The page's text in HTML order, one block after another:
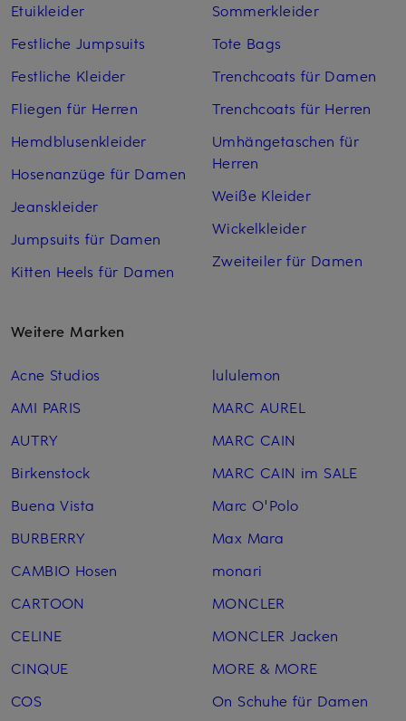
Etuikleider
Festliche Jumpsuits
Festliche Kleider
Fliegen für Herren
Hemdblusenkleider
Hosenanzüge für Damen
Jeanskleider
Jumpsuits für Damen
Kitten Heels für Damen
Sommerkleider
Tote Bags
Trenchcoats für Damen
Trenchcoats für Herren
Umhängetaschen für
Herren
Weiße Kleider
Wickelkleider
Zweiteiler für Damen
Weitere Marken
Acne Studios
AMI PARIS
AUTRY
Birkenstock
Buena Vista
BURBERRY
CAMBIO Hosen
CARTOON
CELINE
CINQUE
COS
lululemon
MARC AUREL
MARC CAIN
MARC CAIN im SALE
Marc O'Polo
Max Mara
monari
MONCLER
MONCLER Jacken
MORE & MORE
On Schuhe für Damen